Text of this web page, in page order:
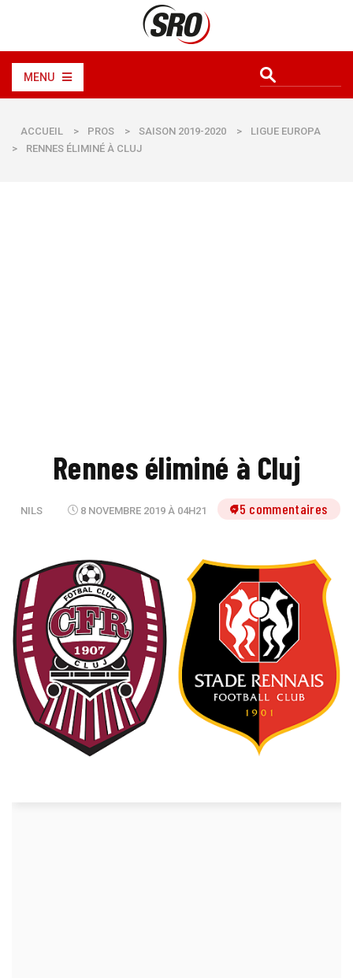
MENU
ACCUEIL > PROS > SAISON 2019-2020 >
LIGUE EUROPA
>
RENNES ÉLIMINÉ À CLUJ
Rennes éliminé à Cluj
NILS 8 NOVEMBRE 2019 À 04H21 75 commentaires